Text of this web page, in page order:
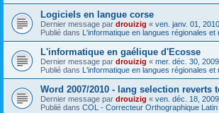
Logiciels en langue corse
Dernier message par drouizig « ven. janv. 01,
Publié dans L'informatique en langues régionales et
L'informatique en gaélique d'Ecosse
Dernier message par drouizig « mer. déc. 30,
Publié dans L'informatique en langues régionales et
Word 2007/2010 - lang selection reverts
Dernier message par drouizig « ven. déc. 18,
Publié dans COL - Correcteur Orthographique